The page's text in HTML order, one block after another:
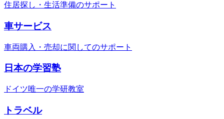
住居探し・ 生活準備のサポート
車サービス
車両購入・売却に関してのサポート
日本の学習塾
ドイツ唯一の学研教室
トラベル